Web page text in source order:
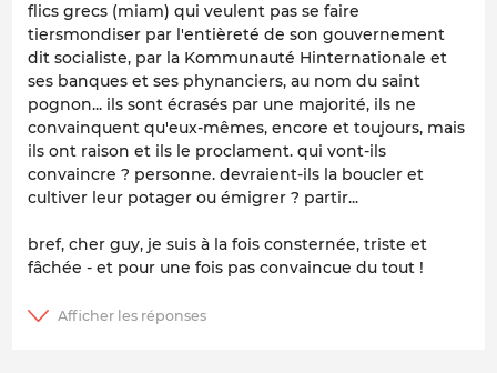
flics grecs (miam) qui veulent pas se faire
tiersmondiser par l'entièreté de son gouvernement
dit socialiste, par la Kommunauté Hinternationale et
ses banques et ses phynanciers, au nom du saint
pognon... ils sont écrasés par une majorité, ils ne
convainquent qu'eux-mêmes, encore et toujours, mais
ils ont raison et ils le proclament. qui vont-ils
convaincre ? personne. devraient-ils la boucler et
cultiver leur potager ou émigrer ? partir...
bref, cher guy, je suis à la fois consternée, triste et
fâchée - et pour une fois pas convaincue du tout !